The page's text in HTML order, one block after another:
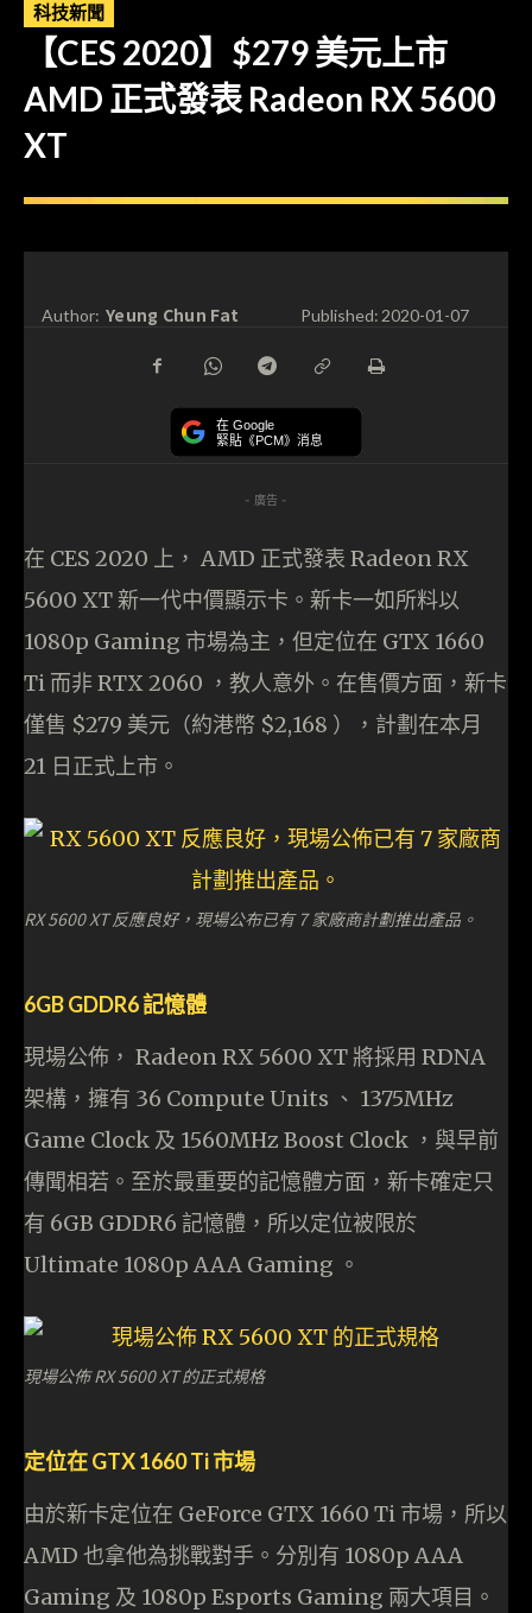
科技新聞
【CES 2020】$279 美元上市
AMD 正式發表 Radeon RX 5600
XT
Author: Yeung Chun Fat Published:2020-01-07
在 Google
緊貼《PCM》消息
- 廣告 -
在 CES 2020 上， AMD 正式發表 Radeon RX
5600 XT 新一代中價顯示卡。新卡一如所料以
1080p Gaming 市場為主，但定位在 GTX 1660
Ti 而非 RTX 2060 ，教人意外。在售價方面，新卡
僅售 $279 美元（約港幣 $2,168 ），計劃在本月
21 日正式上市。
RX 5600 XT 反應良好，現場公布已有 7 家廠商計劃推出產品。
6GB GDDR6 記憶體
現場公佈， Radeon RX 5600 XT 將採用 RDNA
架構，擁有 36 Compute Units 、 1375MHz
Game Clock 及 1560MHz Boost Clock ，與早前
傳聞相若。至於最重要的記憶體方面，新卡確定只
有 6GB GDDR6 記憶體，所以定位被限於
Ultimate 1080p AAA Gaming 。
現場公佈 RX 5600 XT 的正式規格
定位在 GTX 1660 Ti 市場
由於新卡定位在 GeForce GTX 1660 Ti 市場，所以
AMD 也拿他為挑戰對手。分別有 1080p AAA
Gaming 及 1080p Esports Gaming 兩大項目。